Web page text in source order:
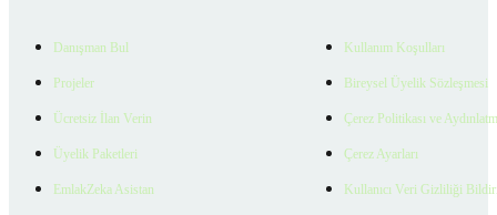
Danışman Bul
Projeler
Ücretsiz İlan Verin
Üyelik Paketleri
EmlakZeka Asistan
Kullanım Koşulları
Bireysel Üyelik Sözleşmesi
Çerez Politikası ve
Çerez Ayarları
Kullanıcı Veri Gizliliği